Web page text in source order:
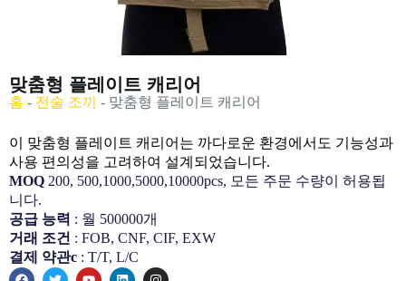
맞춤형 플레이트 캐리어
홈 - 전술 조끼 - 맞춤형 플레이트 캐리어
이 맞춤형 플레이트 캐리어는 까다로운 환경에서도 기능성과
사용 편의성을 고려하여 설계되었습니다.
MOQ 200, 500,1000,5000,10000pcs, 모든 주문 수량이 허용됩
니다.
공급 능력 : 월 500000개
거래 조건 : FOB, CNF, CIF, EXW
결제 약관c : T/T, L/C